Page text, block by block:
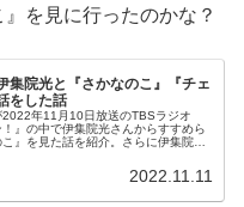
を見に行ったのかな？
院光と『さかなのこ』『チェ
をした話
年11月10日放送のTBSラジオ
！』の中で伊集院光さんからすすめら
』を見た話を紹介。さらに伊集院さ
2022.11.11